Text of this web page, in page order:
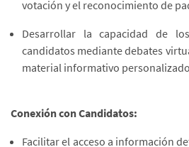
votación y el reconocimiento de
Desarrollar la capacidad de
candidatos mediante debates
material informativo
Conexión con Candidatos:
Facilitar el acceso a información